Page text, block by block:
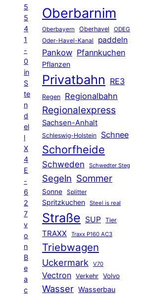
5
5
4
1
-
0
in
S
te
n
d
el
l
X
4
E
-
6
2
7
v
o
n
B
e
a
c
Oberbarnim
Oberbayern Oberhavel ODEG
Oder-Havel-Kanal paddeln
Pankow Pfannkuchen
Pflanzen
Privatbahn RE3
Regen Regionalbahn
Regionalexpress
Sachsen-Anhalt
Schleswig-Holstein Schnee
Schorfheide
Schweden Schwedter Steg
Segeln Sommer
Sonne Splitter
Spritzkuchen Steel is real
Straße SUP Tier
TRAXX Traxx P160 AC3
Triebwagen
Uckermark V70
Vectron Verkehr Volvo
Wasser Wasserbau